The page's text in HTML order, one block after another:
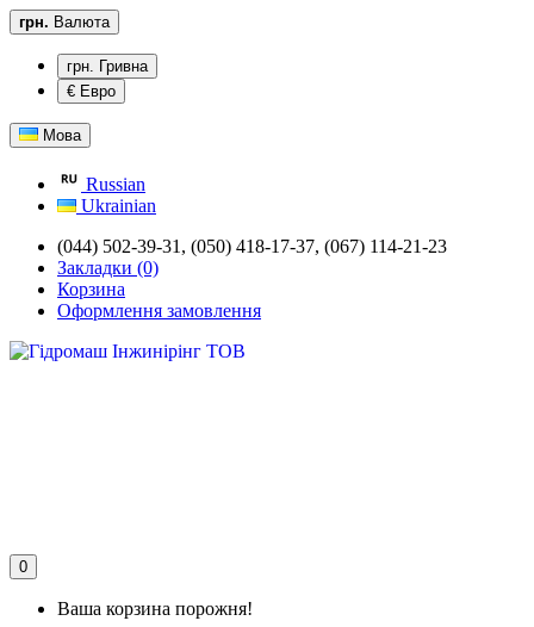
грн. Валюта
грн. Гривна
€ Евро
Мова
Russian
Ukrainian
(044) 502-39-31, (050) 418-17-37, (067) 114-21-23
Закладки (0)
Корзина
Оформлення замовлення
0
Ваша корзина порожня!